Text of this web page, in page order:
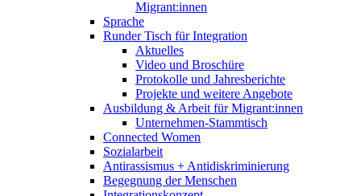
Migrant:innen
Sprache
Runder Tisch für Integration
Aktuelles
Video und Broschüre
Protokolle und Jahresberichte
Projekte und weitere Angebote
Ausbildung & Arbeit für Migrant:innen
Unternehmen-Stammtisch
Connected Women
Sozialarbeit
Antirassismus + Antidiskriminierung
Begegnung der Menschen